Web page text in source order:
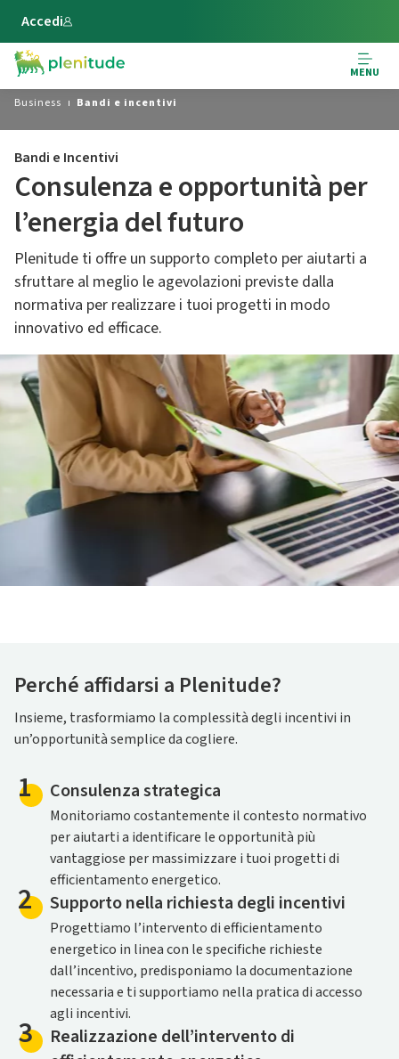
Vai al contenuto principale
Accedi
MENU
Business
Bandi e incentivi
Bandi e Incentivi
Consulenza e opportunità per
l’energia del futuro
Plenitude ti offre un supporto completo per aiutarti a
sfruttare al meglio le agevolazioni previste dalla
normativa per realizzare i tuoi progetti in modo
innovativo ed efficace.
Perché affidarsi a Plenitude?
Insieme, trasformiamo la complessità degli incentivi in
un’opportunità semplice da cogliere.
1 Consulenza strategica
Monitoriamo costantemente il contesto normativo
per aiutarti a identificare le opportunità più
vantaggiose per massimizzare i tuoi progetti di
efficientamento energetico.
2 Supporto nella richiesta degli incentivi
Progettiamo l’intervento di efficientamento
energetico in linea con le specifiche richieste
dall’incentivo, predisponiamo la documentazione
necessaria e ti supportiamo nella pratica di accesso
agli incentivi.
3
Realizzazione dell’intervento di